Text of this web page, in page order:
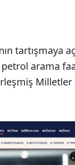
tartışmaya
arama
Milletler